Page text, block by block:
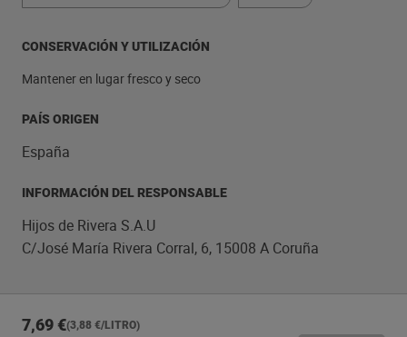
CONSERVACIÓN Y UTILIZACIÓN
Mantener en lugar fresco y seco
PAÍS ORIGEN
España
INFORMACIÓN DEL RESPONSABLE
Hijos de Rivera S.A.U
C/José María Rivera Corral, 6, 15008 A Coruña
7,69 €(3,88 €/LITRO)